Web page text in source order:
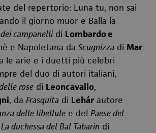
del repertorio: Luna tu, non sai
il giorno muor e Balla la
campanellidi Lombardo e
e Napoletana da Scugnizza di Mario
le arie e i duetti più celebri
del duo di autori italiani,
rose di Leoncavallo,
, da Frasquita di Lehár autore
delle libellule e del Paese del
La duchessa del Bal Tabarin di